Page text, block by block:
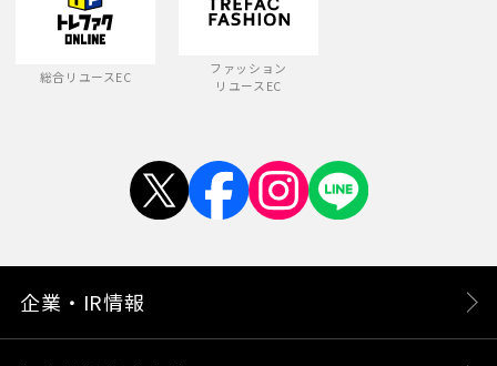
総合リユースEC
ファッション
リユースEC
企業・IR情報